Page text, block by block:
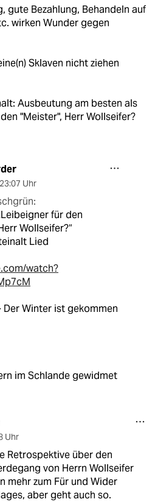
gute Bezahlung, Behandeln auf
wirken Wunder gegen
Sklaven nicht ziehen
Ausbeutung am besten als
"Meister", Herr Wollseifer?
23:07 Uhr
für den
Wollseifer?“
Lied
watch?
Der Winter ist gekommen
im Schlande gewidmet
Uhr
Retrospektive über den
von Herrn Wollseifer
mehr zum Für und Wider
aber geht auch so.